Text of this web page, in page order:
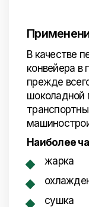
В качестве
конвейера
прежде
шоколадной
Наиболее
жарка
сушка